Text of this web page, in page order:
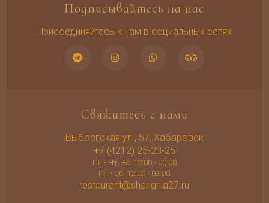
Подписывайтесь на нас
Присоединяйтесь к нам в социальных сетях
Свяжитесь с нами
Выборгская ул., 57, Хабаровск
+7 (4212) 25-23-25
Пн - Чт, Вс: 12:00 - 00:00
Пт - Сб: 12:00 - 03:00
restaurant@shangrila27.ru